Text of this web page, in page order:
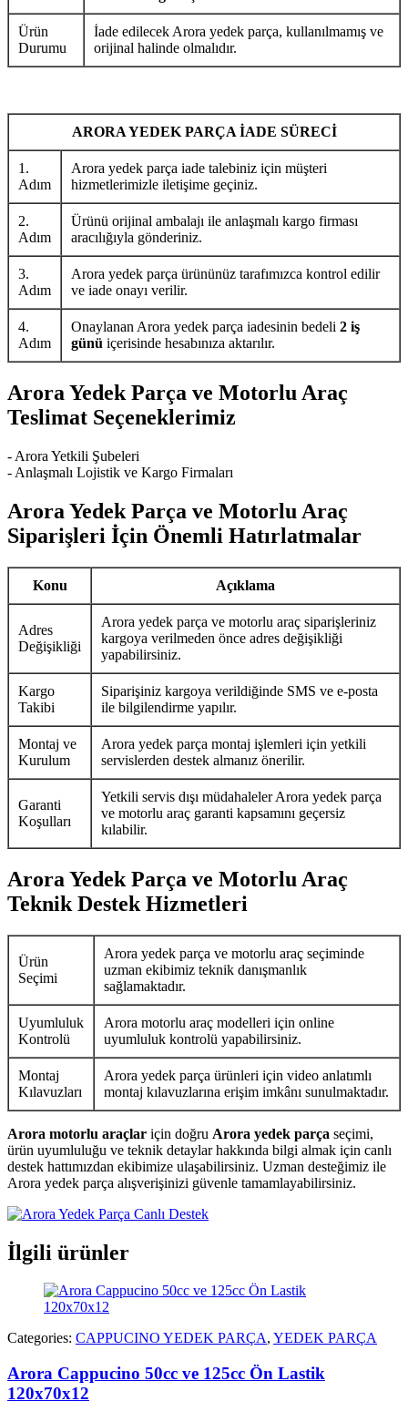
Ürün
Durumu
İade edilecek Arora yedek parça, kullanılmamış ve
orijinal halinde olmalıdır.
ARORA YEDEK PARÇA İADE SÜRECİ
1.
Adım
Arora yedek parça iade talebiniz için müşteri
hizmetlerimizle iletişime geçiniz.
2.
Adım
Ürünü orijinal ambalajı ile anlaşmalı kargo firması
aracılığıyla gönderiniz.
3.
Adım
Arora yedek parça ürününüz tarafımızca kontrol edilir
ve iade onayı verilir.
4.
Adım
Onaylanan Arora yedek parça iadesinin bedeli 2 iş
günü içerisinde hesabınıza aktarılır.
Arora Yedek Parça ve Motorlu Araç
Teslimat Seçeneklerimiz
- Arora Yetkili Şubeleri
- Anlaşmalı Lojistik ve Kargo Firmaları
Arora Yedek Parça ve Motorlu Araç
Siparişleri İçin Önemli Hatırlatmalar
Konu Açıklama
Adres
Değişikliği
Arora yedek parça ve motorlu araç siparişleriniz
kargoya verilmeden önce adres değişikliği
yapabilirsiniz.
Kargo
Takibi
Siparişiniz kargoya verildiğinde SMS ve e-posta
ile bilgilendirme yapılır.
Montaj ve
Kurulum
Arora yedek parça montaj işlemleri için yetkili
servislerden destek almanız önerilir.
Garanti
Koşulları
Yetkili servis dışı müdahaleler Arora yedek parça
ve motorlu araç garanti kapsamını geçersiz
kılabilir.
Arora Yedek Parça ve Motorlu Araç
Teknik Destek Hizmetleri
Ürün
Seçimi
Arora yedek parça ve motorlu araç seçiminde
uzman ekibimiz teknik danışmanlık
sağlamaktadır.
Uyumluluk
Kontrolü
Arora motorlu araç modelleri için online
uyumluluk kontrolü yapabilirsiniz.
Montaj
Kılavuzları
Arora yedek parça ürünleri için video anlatımlı
montaj kılavuzlarına erişim imkânı sunulmaktadır.
Arora motorlu araçlar için doğru Arora yedek parça seçimi,
ürün uyumluluğu ve teknik detaylar hakkında bilgi almak için canlı
destek hattımızdan ekibimize ulaşabilirsiniz. Uzman desteğimiz ile
Arora yedek parça alışverişinizi güvenle tamamlayabilirsiniz.
İlgili ürünler
Categories: CAPPUCINO YEDEK PARÇA, YEDEK PARÇA
Arora Cappucino 50cc ve 125cc Ön Lastik
120x70x12